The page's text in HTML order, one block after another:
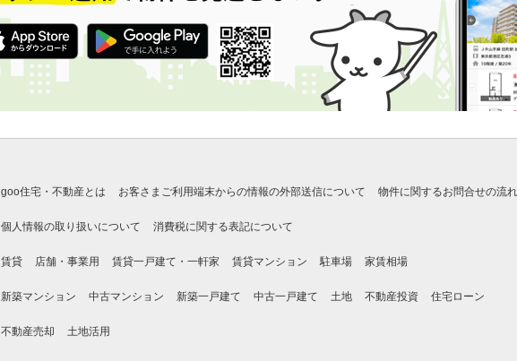
goo住宅・不動産とは お客さまご利用端末からの情報の外部送信について 物件に関するお問合せの流れ
個人情報の取り扱いについて 消費税に関する表記について
賃貸 店舗・事業用 賃貸一戸建て・一軒家 賃貸マンション 駐車場 家賃相場
新築マンション 中古マンション 新築一戸建て 中古一戸建て 土地 不動産投資 住宅ローン
不動産売却 土地活用